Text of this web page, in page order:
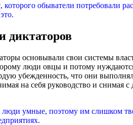
обыватели потребовали
диктаторов
основывали свои системы
люди овцы и потому
убежденность, что они
на себя руководство и снимая
умные, поэтому им слишком